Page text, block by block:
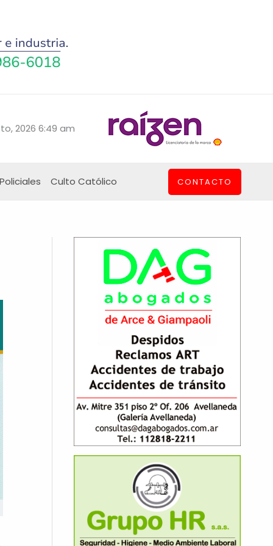
2026 6:49 am
Policiales Culto Católico CONTACTO